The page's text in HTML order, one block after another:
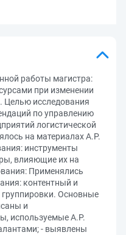
работы магистра:
при изменении
Целью исследования
по управлению
логистической
на материалах A.P.
инструменты
влияющие их на
Применялись
контентный и
Основные
и
используемые A.P.
- выявлены